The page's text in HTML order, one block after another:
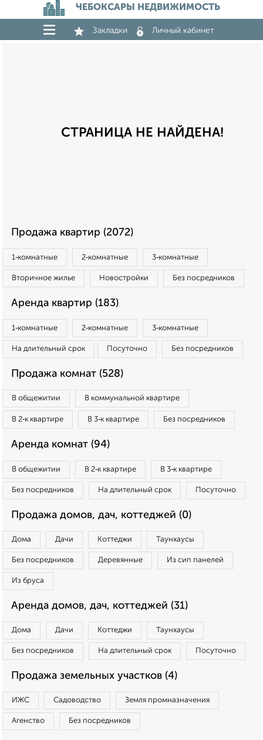
ЧЕБОКСАРЫ НЕДВИЖИМОСТЬ
Закладки Личный кабинет
СТРАНИЦА НЕ НАЙДЕНА!
Продажа квартир (2072)
1‑комнатные 2‑комнатные 3‑комнатные
Вторичное жилье Новостройки Без посредников
Аренда квартир (183)
1‑комнатные 2‑комнатные 3‑комнатные
На длительный срок Посуточно Без посредников
Продажа комнат (528)
В общежитии В коммунальной квартире
В 2‑к квартире В 3‑к квартире Без посредников
Аренда комнат (94)
В общежитии В 2‑к квартире В 3‑к квартире
Без посредников На длительный срок Посуточно
Продажа домов, дач, коттеджей (0)
Дома Дачи Коттеджи Таунхаусы
Без посредников Деревянные Из сип панелей
Из бруса
Аренда домов, дач, коттеджей (31)
Дома Дачи Коттеджи Таунхаусы
Без посредников На длительный срок Посуточно
Продажа земельных участков (4)
ИЖС Садоводство Земля промназначения
Агенство Без посредников